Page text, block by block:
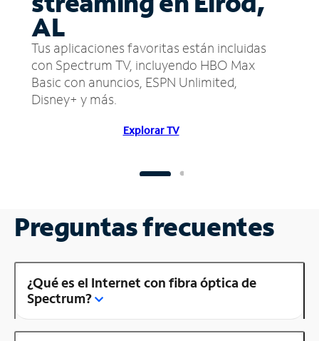
AL
Tus aplicaciones favoritas están incluidas
con Spectrum TV, incluyendo HBO Max
Basic con anuncios, ESPN Unlimited,
Disney+ y más.
Explorar TV
Preguntas frecuentes
¿Qué es el Internet con fibra óptica de
Spectrum?